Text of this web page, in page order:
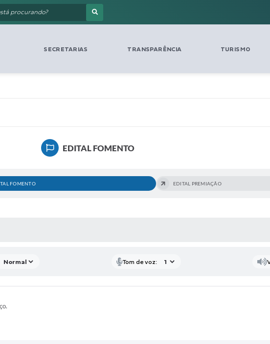
SECRETARIAS TRANSPARÊNCIA TURISMO
EDITAL FOMENTO
FOMENTO EDITAL PREMIAÇÃO
Tom de voz: